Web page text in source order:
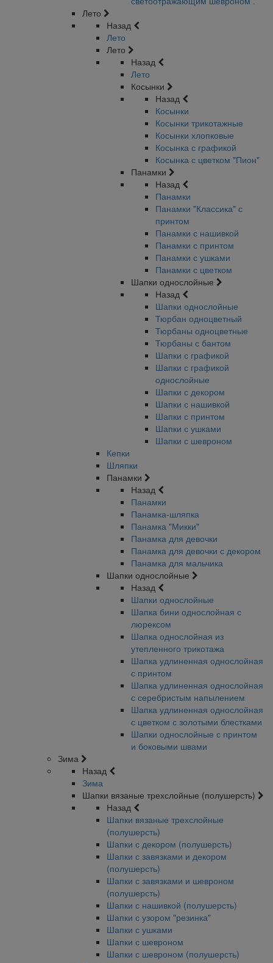
Лето
Назад
Лето
Лето
Назад
Лето
Косынки
Назад
Косынки
Косынки трикотажные
Косынки хлопковые
Косынка с графикой
Косынка с цветком "Пион"
Панамки
Назад
Панамки
Панамки "Классика" с
принтом
Панамки с нашивкой
Панамки с принтом
Панамки с ушками
Панамки с цветком
Шапки однослойные
Назад
Шапки однослойные
Тюрбан одноцветный
Тюрбаны одноцветные
Тюрбаны с бантом
Шапки с графикой
Шапки с графикой
однослойные
Шапки с декором
Шапки с нашивкой
Шапки с принтом
Шапки с ушками
Шапки с шевроном
Кепки
Шляпки
Панамки
Назад
Панамки
Панамка-шляпка
Панамка "Микки"
Панамка для девочки
Панамка для девочки с декором
Панамка для мальчика
Шапки однослойные
Назад
Шапки однослойные
Шапка бини однослойная с
люрексом
Шапка однослойная из
утепленного трикотажа
Шапка удлиненная однослойная
с принтом
Шапка удлиненная однослойная
с серебристым напылением
Шапка удлиненная однослойная
с цветком с золотыми блестками
Шапки однослойные с принтом
и боковыми швами
Зима
Назад
Зима
Шапки вязаные трехслойные (полушерсть)
Назад
Шапки вязаные трехслойные
(полушерсть)
Шапки с декором (полушерсть)
Шапки с завязками и декором
(полушерсть)
Шапки с завязками и шевроном
(полушерсть)
Шапки с нашивкой (полушерсть)
Шапки с узором "резинка"
Шапки с ушками
Шапки с шевроном
Шапки с шевроном (полушерсть)